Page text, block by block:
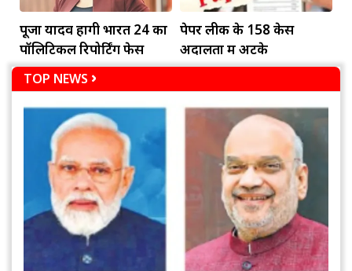
पूजा यादव होंगी भारत 24 का
पॉलिटिकल रिपोर्टिंग फेस
पेपर लीक के 158 केस
अदालतों में अटके
TOP NEWS